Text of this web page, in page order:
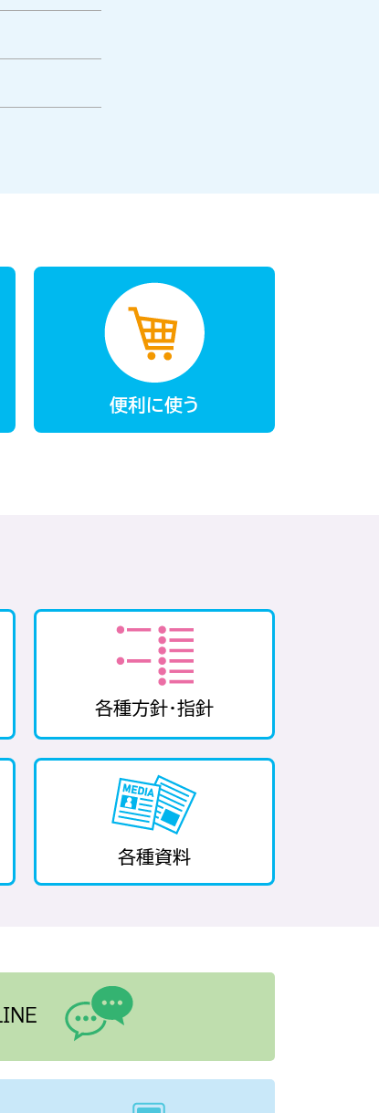
便利に使う
各種方針・指針
各種資料
LINE